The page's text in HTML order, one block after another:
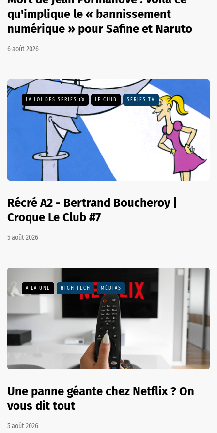
qu'implique le « bannissement
numérique » pour Safine et Naruto
6 août 2026
LA LOI DES SÉRIES 📺 LE CLUB SÉRIES TV
Récré A2 - Bertrand Boucheroy |
Croque Le Club #7
5 août 2026
A LA UNE HIGH TECH MÉDIAS
Une panne géante chez Netflix ? On
vous dit tout
5 août 2026